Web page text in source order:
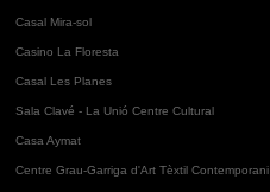
Casal Mira-sol
Casino La Floresta
Casal Les Planes
Sala Clavé - La Unió Centre Cultural
Casa Aymat
Centre Grau-Garriga d'Art Tèxtil Contemporani